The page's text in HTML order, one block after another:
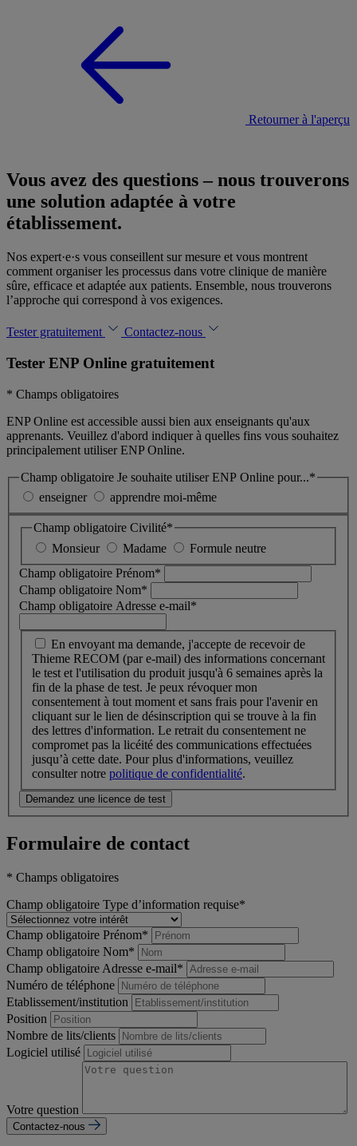
Retourner à l'aperçu
Vous avez des questions – nous trouverons
une solution adaptée à votre
établissement.
Nos expert·e·s vous conseillent sur mesure et vous montrent
comment organiser les processus dans votre clinique de manière
sûre, efficace et adaptée aux patients. Ensemble, nous trouverons
l’approche qui correspond à vos exigences.
Tester gratuitement Contactez-nous
Tester ENP Online gratuitement
* Champs obligatoires
ENP Online est accessible aussi bien aux enseignants qu'aux
apprenants. Veuillez d'abord indiquer à quelles fins vous souhaitez
principalement utiliser ENP Online.
Champ obligatoire Je souhaite utiliser ENP Online pour...*
enseigner
apprendre moi-même
Champ obligatoire Civilité*
Monsieur
Madame
Formule neutre
Champ obligatoire Prénom*
Champ obligatoire Nom*
Champ obligatoire Adresse e-mail*
En envoyant ma demande, j'accepte de recevoir de
Thieme RECOM (par e-mail) des informations concernant
le test et l'utilisation du produit jusqu'à 6 semaines après la
fin de la phase de test. Je peux révoquer mon
consentement à tout moment et sans frais pour l'avenir en
cliquant sur le lien de désinscription qui se trouve à la fin
des lettres d'information. Le retrait du consentement ne
compromet pas la licéité des communications effectuées
jusqu’à cette date. Pour plus d'informations, veuillez
consulter notre politique de confidentialité.
Demandez une licence de test
Formulaire de contact
* Champs obligatoires
Champ obligatoire Type d’information requise*
Champ obligatoire Prénom*
Champ obligatoire Nom*
Champ obligatoire Adresse e-mail*
Numéro de téléphone
Etablissement/institution
Position
Nombre de lits/clients
Logiciel utilisé
Votre question
Contactez-nous